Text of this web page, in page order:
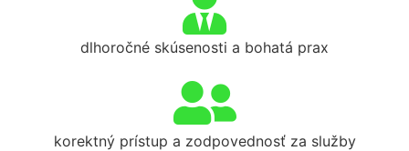
dlhoročné skúsenosti a bohatá prax
korektný prístup a zodpovednosť za služby